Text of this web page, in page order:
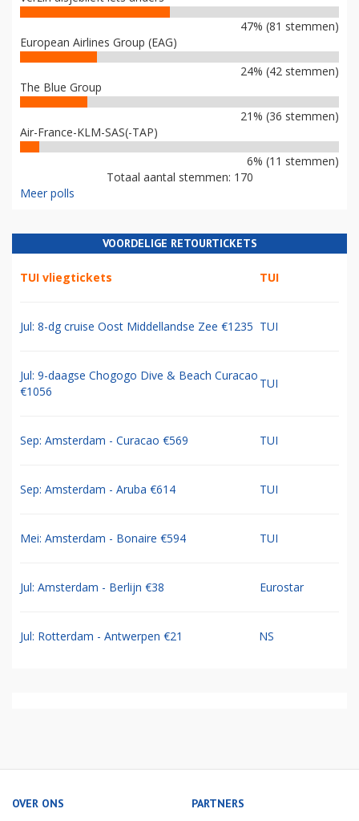
47% (81 stemmen)
European Airlines Group (EAG)
24% (42 stemmen)
The Blue Group
21% (36 stemmen)
Air-France-KLM-SAS(-TAP)
6% (11 stemmen)
Totaal aantal stemmen: 170
Meer polls
VOORDELIGE RETOURTICKETS
TUI vliegtickets TUI
Jul: 8-dg cruise Oost Middellandse Zee €1235 TUI
Jul: 9-daagse Chogogo Dive & Beach Curacao
€1056
TUI
Sep: Amsterdam - Curacao €569 TUI
Sep: Amsterdam - Aruba €614 TUI
Mei: Amsterdam - Bonaire €594 TUI
Jul: Amsterdam - Berlijn €38 Eurostar
Jul: Rotterdam - Antwerpen €21 NS
OVER ONS PARTNERS